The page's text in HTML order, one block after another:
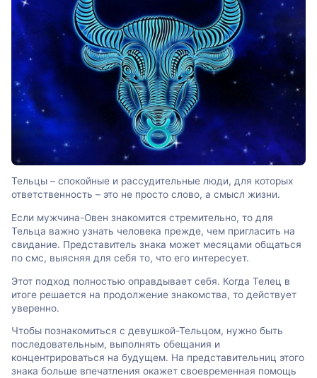
Тельцы – спокойные и рассудительные люди, для которых
ответственность – это не просто слово, а смысл жизни.
Если мужчина-Овен знакомится стремительно, то для
Тельца важно узнать человека прежде, чем пригласить на
свидание. Представитель знака может месяцами общаться
по смс, выясняя для себя то, что его интересует.
Этот подход полностью оправдывает себя. Когда Телец в
итоге решается на продолжение знакомства, то действует
уверенно.
Чтобы познакомиться с девушкой-Тельцом, нужно быть
последовательным, выполнять обещания и
концентрироваться на будущем. На представительниц этого
знака больше впечатления окажет своевременная помощь